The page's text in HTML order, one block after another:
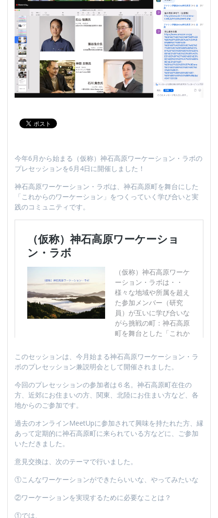
今年6月から始まる（仮称）神石高原ワーケーション・ラボの
プレセッションを6月4日に開催しました！
神石高原ワーケーション・ラボは、神石高原町を舞台にした
「これからのワーケーション」をつくっていく学び合いと実
践のコミュニティです。
このセッションは、今月始まる神石高原ワーケーション・ラ
ボのプレセッション兼説明会として開催されました。
今回のプレセッションの参加者は６名。神石高原町在住の
方、近郊にお住まいの方、関東、北陸にお住まい方など、各
地からのご参加です。
過去のオンラインMeetUpに参加されて興味を持たれた方、縁
あって定期的に神石高原町に来られている方などに、ご参加
いただきました。
意見交換は、次のテーマで行いました。
①こんなワーケーションができたらいいな、やってみたいな
②ワーケーションを実現するために必要なことは？
①では、